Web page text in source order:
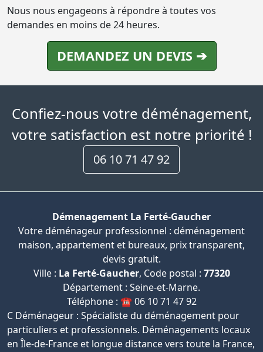
Nous nous engageons à répondre à toutes vos
demandes en moins de 24 heures.
DEMANDEZ UN DEVIS ➔
Confiez-nous votre déménagement,
votre satisfaction est notre priorité !
06 10 71 47 92
Démenagement La Ferté-Gaucher
Votre déménageur professionnel : déménagement
maison, appartement et bureaux, prix transparent,
devis gratuit.
Ville : La Ferté-Gaucher, Code postal : 77320
Département : Seine-et-Marne.
Téléphone : ☎️ 06 10 71 47 92
C Déménageur : Spécialiste du déménagement pour
particuliers et professionnels. Déménagements locaux
en Île-de-France et longue distance vers toute la France,